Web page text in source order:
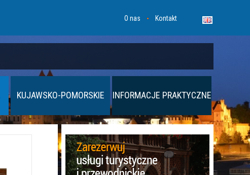
O nas Kontakt
KUJAWSKO-POMORSKIE INFORMACJE PRAKTYCZNE